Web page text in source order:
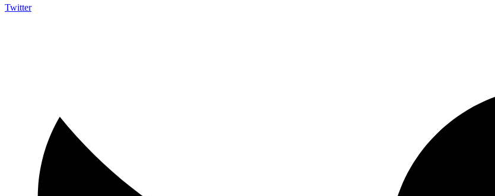
Twitter